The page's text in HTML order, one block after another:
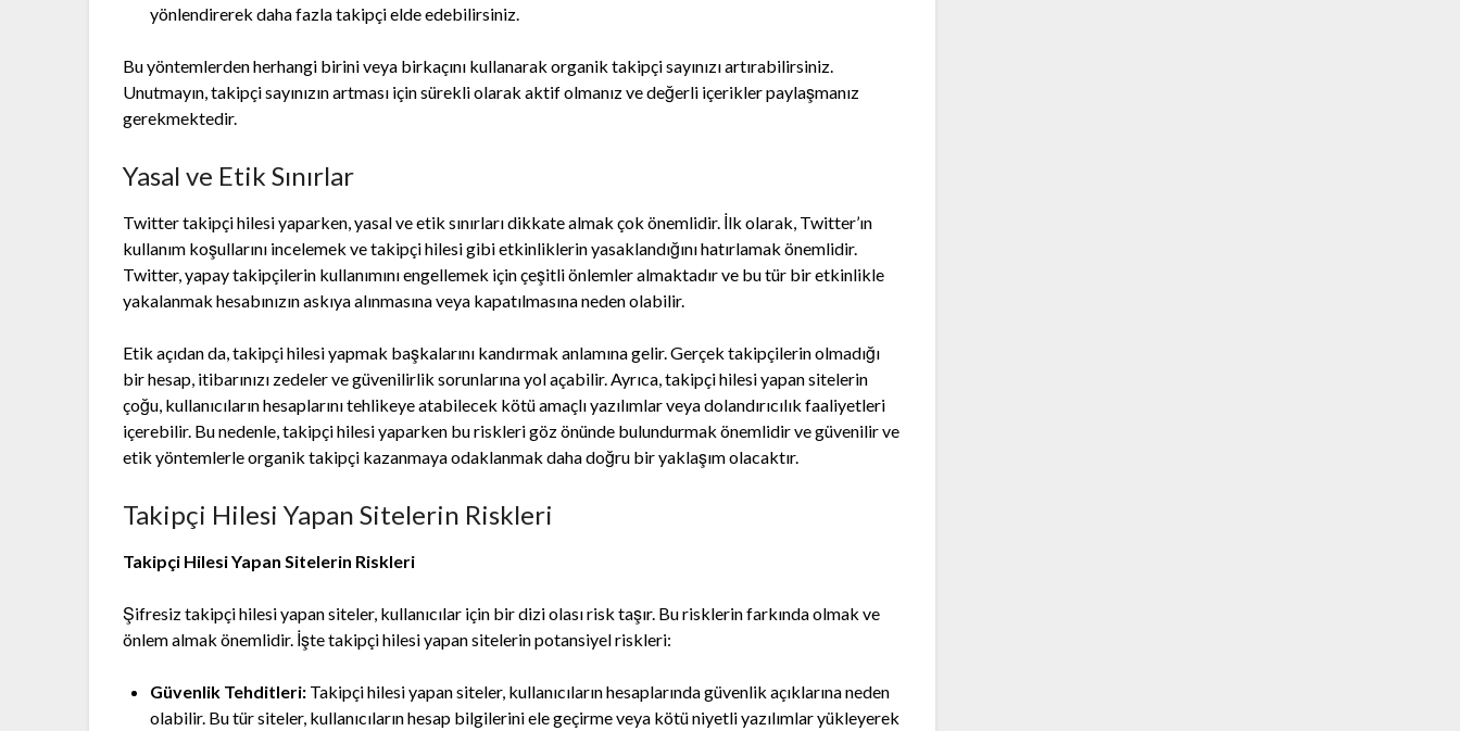
yönlendirerek daha fazla takipçi elde edebilirsiniz.
Bu yöntemlerden herhangi birini veya birkaçını kullanarak organik takipçi sayınızı artırabilirsiniz.
Unutmayın, takipçi sayınızın artması için sürekli olarak aktif olmanız ve değerli içerikler paylaşmanız
gerekmektedir.
Yasal ve Etik Sınırlar
Twitter takipçi hilesi yaparken, yasal ve etik sınırları dikkate almak çok önemlidir. İlk olarak, Twitter’ın
kullanım koşullarını incelemek ve takipçi hilesi gibi etkinliklerin yasaklandığını hatırlamak önemlidir.
Twitter, yapay takipçilerin kullanımını engellemek için çeşitli önlemler almaktadır ve bu tür bir etkinlikle
yakalanmak hesabınızın askıya alınmasına veya kapatılmasına neden olabilir.
Etik açıdan da, takipçi hilesi yapmak başkalarını kandırmak anlamına gelir. Gerçek takipçilerin olmadığı
bir hesap, itibarınızı zedeler ve güvenilirlik sorunlarına yol açabilir. Ayrıca, takipçi hilesi yapan sitelerin
çoğu, kullanıcıların hesaplarını tehlikeye atabilecek kötü amaçlı yazılımlar veya dolandırıcılık faaliyetleri
içerebilir. Bu nedenle, takipçi hilesi yaparken bu riskleri göz önünde bulundurmak önemlidir ve güvenilir ve
etik yöntemlerle organik takipçi kazanmaya odaklanmak daha doğru bir yaklaşım olacaktır.
Takipçi Hilesi Yapan Sitelerin Riskleri
Takipçi Hilesi Yapan Sitelerin Riskleri
Şifresiz takipçi hilesi yapan siteler, kullanıcılar için bir dizi olası risk taşır. Bu risklerin farkında olmak ve
önlem almak önemlidir. İşte takipçi hilesi yapan sitelerin potansiyel riskleri:
Güvenlik Tehditleri: Takipçi hilesi yapan siteler, kullanıcıların hesaplarında güvenlik açıklarına neden
olabilir. Bu tür siteler, kullanıcıların hesap bilgilerini ele geçirme veya kötü niyetli yazılımlar yükleyerek